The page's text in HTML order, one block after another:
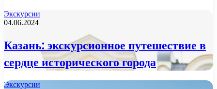
Экскурсии
04.06.2024
Казань: экскурсионное путешествие в
сердце исторического города
Экскурсии